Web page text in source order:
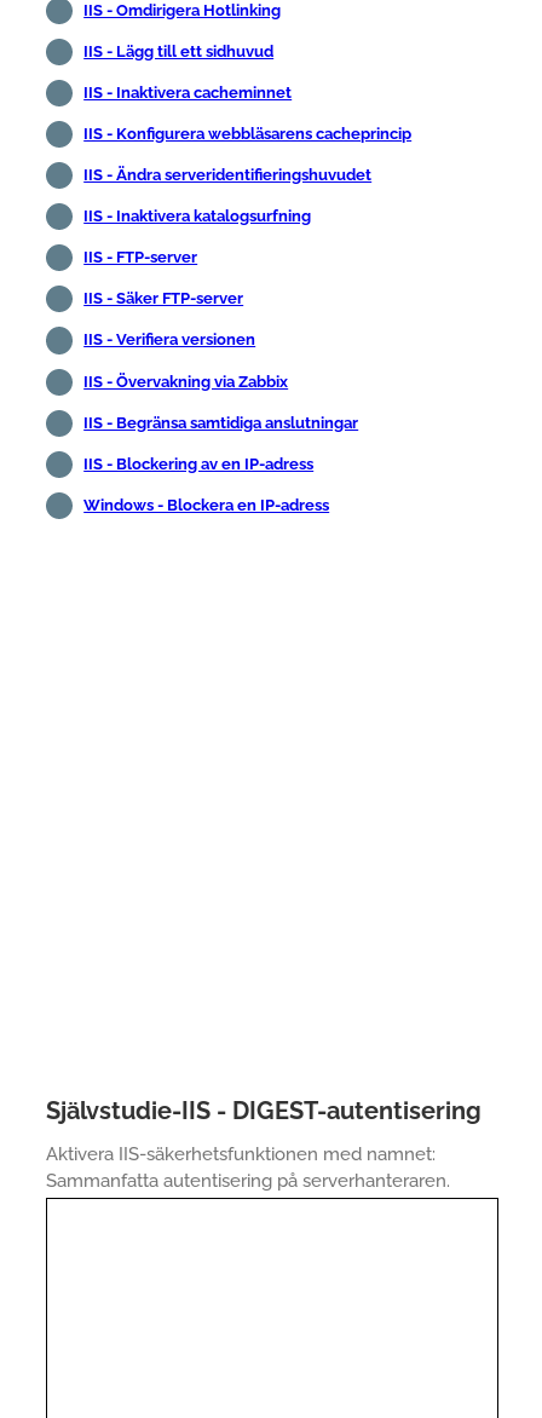
IIS - Omdirigera Hotlinking
IIS - Lägg till ett sidhuvud
IIS - Inaktivera cacheminnet
IIS - Konfigurera webbläsarens cacheprincip
IIS - Ändra serveridentifieringshuvudet
IIS - Inaktivera katalogsurfning
IIS - FTP-server
IIS - Säker FTP-server
IIS - Verifiera versionen
IIS - Övervakning via Zabbix
IIS - Begränsa samtidiga anslutningar
IIS - Blockering av en IP-adress
Windows - Blockera en IP-adress
Självstudie-IIS - DIGEST-autentisering
Aktivera IIS-säkerhetsfunktionen med namnet:
Sammanfatta autentisering på serverhanteraren.